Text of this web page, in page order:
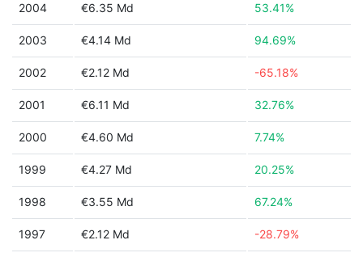
2004 €6.35 Md 53.41%
2003 €4.14 Md 94.69%
2002 €2.12 Md -65.18%
2001 €6.11 Md 32.76%
2000 €4.60 Md 7.74%
1999 €4.27 Md 20.25%
1998 €3.55 Md 67.24%
1997 €2.12 Md -28.79%